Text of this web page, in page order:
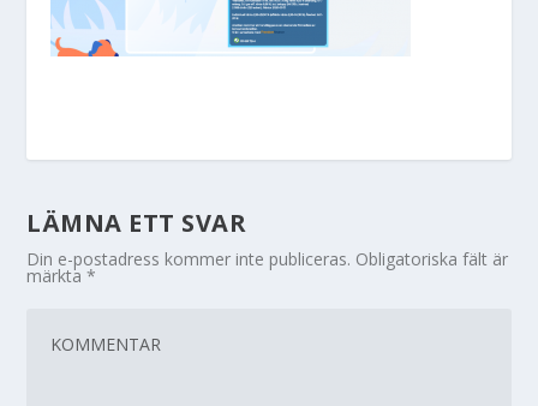
LÄMNA ETT SVAR
Din e-postadress kommer inte publiceras. Obligatoriska fält är
märkta*